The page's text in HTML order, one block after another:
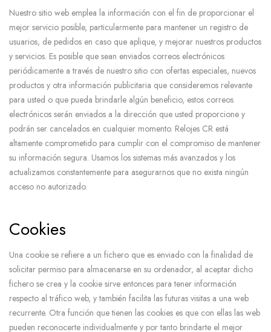
Nuestro sitio web emplea la información con el fin de proporcionar el
mejor servicio posible, particularmente para mantener un registro de
usuarios, de pedidos en caso que aplique, y mejorar nuestros productos
y servicios. Es posible que sean enviados correos electrónicos
periódicamente a través de nuestro sitio con ofertas especiales, nuevos
productos y otra información publicitaria que consideremos relevante
para usted o que pueda brindarle algún beneficio, estos correos
electrónicos serán enviados a la dirección que usted proporcione y
podrán ser cancelados en cualquier momento. Relojes CR está
altamente comprometido para cumplir con el compromiso de mantener
su información segura. Usamos los sistemas más avanzados y los
actualizamos constantemente para asegurarnos que no exista ningún
acceso no autorizado.
Cookies
Una cookie se refiere a un fichero que es enviado con la finalidad de
solicitar permiso para almacenarse en su ordenador, al aceptar dicho
fichero se crea y la cookie sirve entonces para tener información
respecto al tráfico web, y también facilita las futuras visitas a una web
recurrente. Otra función que tienen las cookies es que con ellas las web
pueden reconocerte individualmente y por tanto brindarte el mejor